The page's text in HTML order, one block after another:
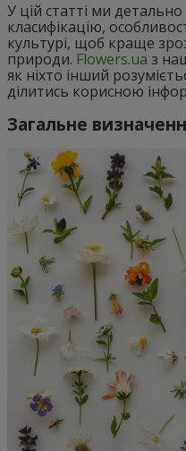
У цій статті ми
класифікацію,
культурі, щоб краще
природи. Flowers.ua з
як ніхто інший
ділитись корисною
Загальне